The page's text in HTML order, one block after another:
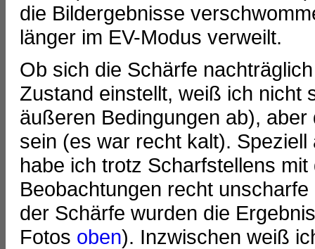
die Bildergebnisse
länger im EV-Modus verweilt.
Ob sich die Schärfe
Zustand einstellt, weiß ich nicht
äußeren Bedingungen ab),
sein (es war recht kalt).
habe ich trotz Scharfstellens
Beobachtungen recht
der Schärfe wurden die
Fotos oben). Inzwischen weiß